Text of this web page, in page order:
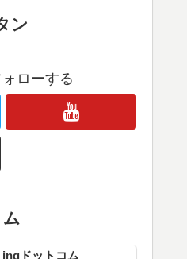
ン
ローする
ingドットコム